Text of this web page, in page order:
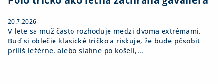
20.7.2026
V lete sa muž často rozhoduje medzi dvoma extrémami.
Buď si oblečie klasické tričko a riskuje, že bude pôsobiť
príliš ležérne, alebo siahne po košeli,...